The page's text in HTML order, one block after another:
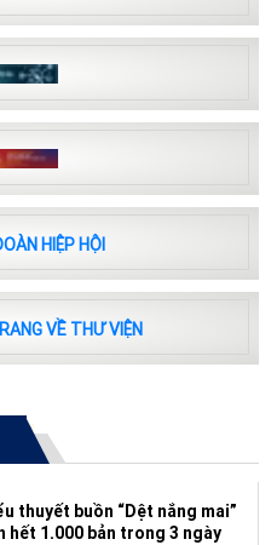
HIỆP HỘI
VỀ THƯ VIỆN
thuyết buồn “Dệt nắng mai”
hết 1.000 bản trong 3 ngày